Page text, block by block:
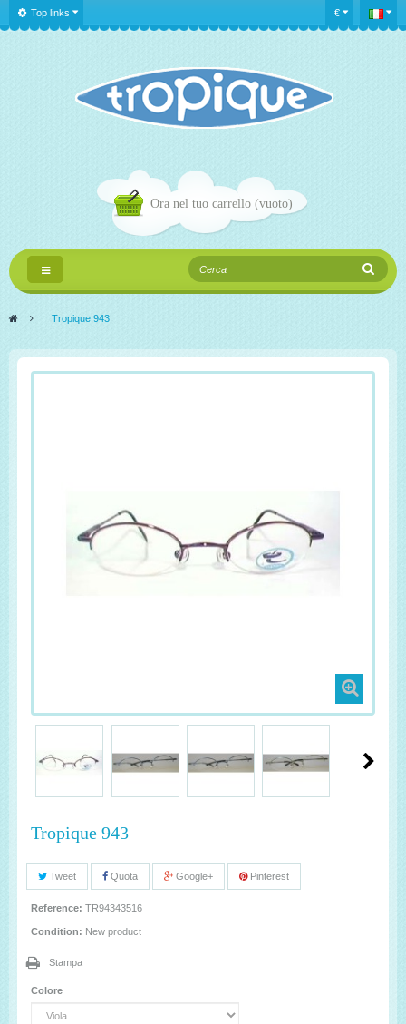
€
Top links
Ora nel tuo carrello (vuoto)
Navigazione
Toggle
> Tropique 943
Tropique 943
Tweet Quota Google+ Pinterest
Reference: TR94343516
Condition: New product
Stampa
Colore